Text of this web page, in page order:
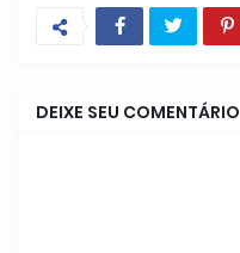
DEIXE SEU COMENTÁRIO